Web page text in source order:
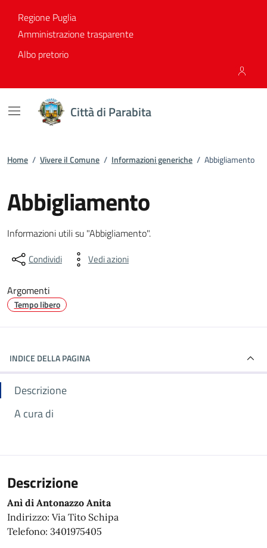
Regione Puglia
Amministrazione trasparente
Albo pretorio
Città di Parabita
Home / Vivere il Comune / Informazioni generiche / Abbigliamento
Abbigliamento
Dettagli dell'informazione
Informazioni utili su "Abbigliamento".
Condividi Vedi azioni
Argomenti
Tempo libero
INDICE DELLA PAGINA
Descrizione
A cura di
Descrizione
Anì di Antonazzo Anita
Indirizzo: Via Tito Schipa
Telefono: 3401975405